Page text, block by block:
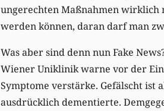
ungerechten Maßnahmen wirklich
werden können, daran darf man
Was aber sind denn nun Fake
Wiener Uniklinik warne vor der
Symptome verstärke. Gefälscht ist
ausdrücklich dementierte.